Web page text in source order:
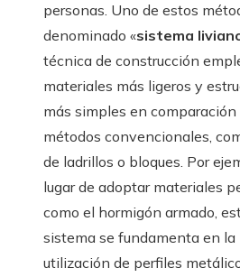
personas. Uno de estos
denominado «sistema
técnica de construcción
materiales más ligeros y
más simples en comparación
métodos convencionales,
de ladrillos o bloques. Por
lugar de adoptar materiales
como el hormigón armado,
sistema se fundamenta en la
utilización de perfiles